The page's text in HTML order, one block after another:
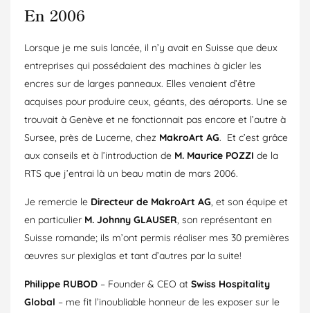
En 2006
Lorsque je me suis lancée, il n’y avait en Suisse que deux
entreprises qui possédaient des machines à gicler les
encres sur de larges panneaux. Elles venaient d’être
acquises pour produire ceux, géants, des aéroports. Une se
trouvait à Genève et ne fonctionnait pas encore et l’autre à
Sursee, près de Lucerne, chez MakroArt AG. Et c’est grâce
aux conseils et à l’introduction de M. Maurice POZZI de la
RTS que j’entrai là un beau matin de mars 2006.
Je remercie le Directeur de MakroArt AG, et son équipe et
en particulier M. Johnny GLAUSER, son représentant en
Suisse romande; ils m’ont permis réaliser mes 30 premières
œuvres sur plexiglas et tant d’autres par la suite!
Philippe RUBOD – Founder & CEO at Swiss Hospitality
Global – me fit l’inoubliable honneur de les exposer sur le